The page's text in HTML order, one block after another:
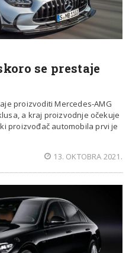
se prestaje
proizvoditi Mercedes-AMG
a kraj proizvodnje očekuje
proizvođač automobila prvi je
13. OKTOBRA 2021.